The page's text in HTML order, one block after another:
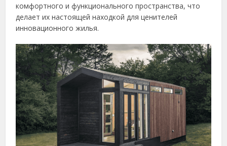
комфортного и функционального пространства, что
делает их настоящей находкой для ценителей
инновационного жилья.